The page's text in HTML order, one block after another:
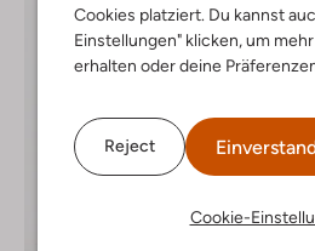
Cookies platziert. Du kannst
Einstellungen" klicken, um
erhalten oder deine
Reject
Cookie-